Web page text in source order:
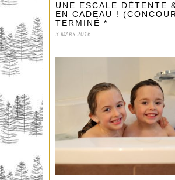
UNE ESCALE DÉTENTE
EN CADEAU !
TERMINÉ *
3 MARS 2016